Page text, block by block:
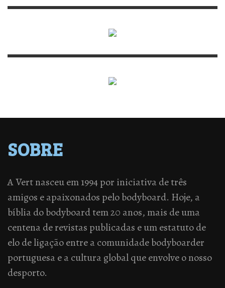
SOBRE
A Vert nasceu em 1994 por iniciativa de três
amigos e apaixonados pelo bodyboard. Hoje, a
bíblia do bodyboard tem 20 anos, mais de uma
centena de revistas publicadas e um estatuto de
elo de ligação entre a comunidade bodyboarder
portuguesa e a cultura global que envolve o nosso
desporto.